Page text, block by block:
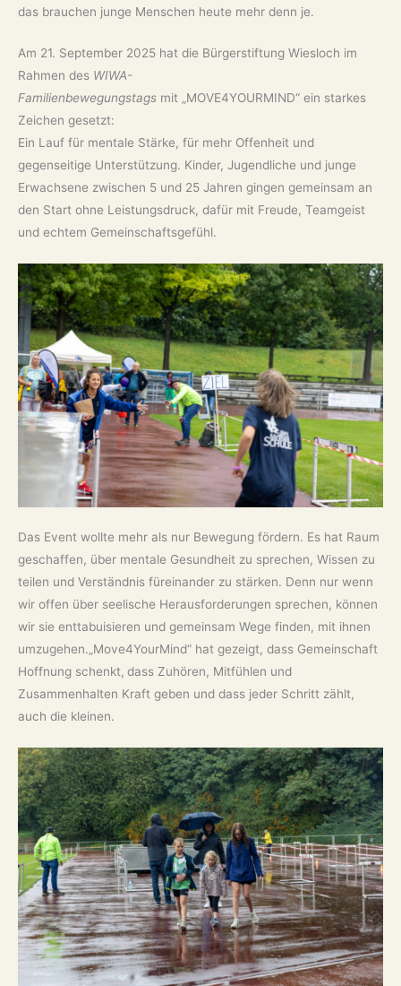
das brauchen junge Menschen heute mehr denn je.
Am 21. September 2025 hat die Bürgerstiftung Wiesloch im
Rahmen des WIWA-
Familienbewegungstags mit „MOVE4YOURMIND“ ein starkes
Zeichen gesetzt:
Ein Lauf für mentale Stärke, für mehr Offenheit und
gegenseitige Unterstützung. Kinder, Jugendliche und junge
Erwachsene zwischen 5 und 25 Jahren gingen gemeinsam an
den Start ohne Leistungsdruck, dafür mit Freude, Teamgeist
und echtem Gemeinschaftsgefühl.
Das Event wollte mehr als nur Bewegung fördern. Es hat Raum
geschaffen, über mentale Gesundheit zu sprechen, Wissen zu
teilen und Verständnis füreinander zu stärken. Denn nur wenn
wir offen über seelische Herausforderungen sprechen, können
wir sie enttabuisieren und gemeinsam Wege finden, mit ihnen
umzugehen.„Move4YourMind“ hat gezeigt, dass Gemeinschaft
Hoffnung schenkt, dass Zuhören, Mitfühlen und
Zusammenhalten Kraft geben und dass jeder Schritt zählt,
auch die kleinen.